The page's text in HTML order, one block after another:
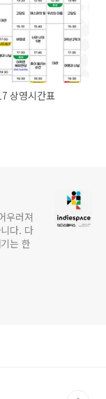
상영시간표
우러져
다. 다
는 한